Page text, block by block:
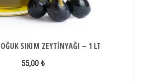
SIKIM ZEYTINYAĞI – 1 LT
55,00 ₺